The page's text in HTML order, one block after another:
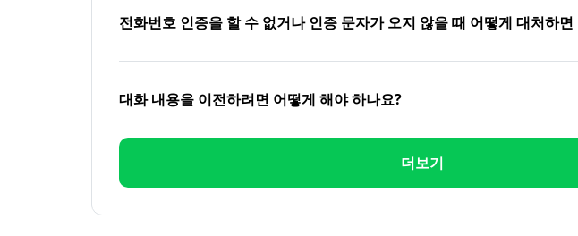
전화번호 인증을 할 수 없거나 인증 문자가 오지 않을 때 어떻게 대처하면
대화 내용을 이전하려면 어떻게 해야 하나요?
더보기